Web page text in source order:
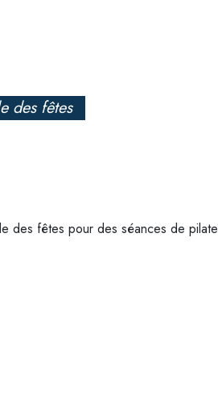
des fêtes
des fêtes pour des séances de